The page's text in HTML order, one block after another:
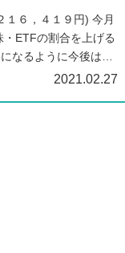
６，４１９円) 今月
ETFの割合を上げる
なるように今後は資
2021.02.27